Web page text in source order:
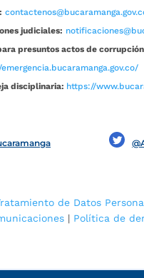
judiciales:
presuntos actos de
disciplinaria: https://
de Datos
| Política de